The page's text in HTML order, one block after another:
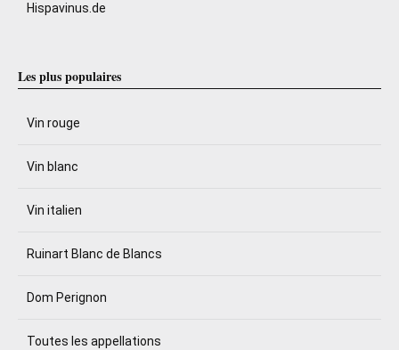
Hispavinus.de
Les plus populaires
Vin rouge
Vin blanc
Vin italien
Ruinart Blanc de Blancs
Dom Perignon
Toutes les appellations